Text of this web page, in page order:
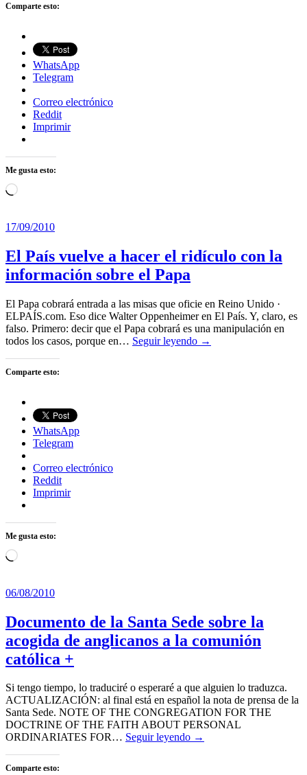
Comparte esto:
WhatsApp
Telegram
Correo electrónico
Reddit
Imprimir
Me gusta esto:
Cargando...
17/09/2010
El País vuelve a hacer el ridículo con la
información sobre el Papa
El Papa cobrará entrada a las misas que oficie en Reino Unido ·
ELPAÍS.com. Eso dice Walter Oppenheimer en El País. Y, claro, es
falso. Primero: decir que el Papa cobrará es una manipulación en
todos los casos, porque en… Seguir leyendo →
Comparte esto:
WhatsApp
Telegram
Correo electrónico
Reddit
Imprimir
Me gusta esto:
Cargando...
06/08/2010
Documento de la Santa Sede sobre la
acogida de anglicanos a la comunión
católica +
Si tengo tiempo, lo traduciré o esperaré a que alguien lo traduzca.
ACTUALIZACIÓN: al final está en español la nota de prensa de la
Santa Sede. NOTE OF THE CONGREGATION FOR THE
DOCTRINE OF THE FAITH ABOUT PERSONAL
ORDINARIATES FOR… Seguir leyendo →
Comparte esto: